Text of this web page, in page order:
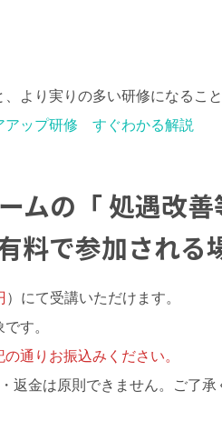
より実りの多い研修になるこ
アップ研修 すぐわかる解説
ムの 「 処遇改
料で参加される
）にて受講いただけます。
す。
通りお振込みください。
返金は原則できません。ご了承